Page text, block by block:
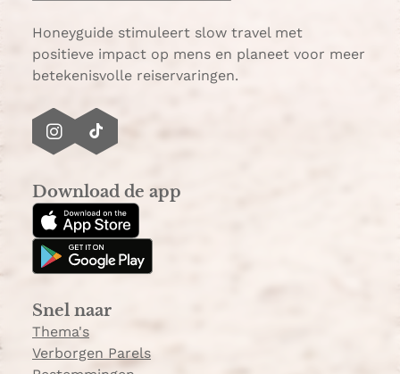
Honeyguide stimuleert slow travel met
positieve impact op mens en planeet voor meer
betekenisvolle reiservaringen.
I
t
a
g
m
T
T
o
k
Download de app
Snel naar
Thema's
Verborgen Parels